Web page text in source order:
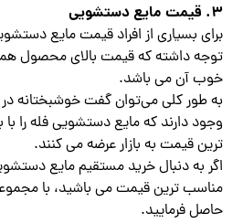
3. قیمت مایع دستشویی
برای بسیاری از افراد قیمت مایع
توجه داشته که قیمت بالای محصول
خوب آن می باشد.
به طور کلی می‌توان گفت خوشبختانه در
وجود دارند که مایع دستشویی فله را
ترین قیمت به بازار عرضه می کنند.
اگر به دنبال خرید مستقیم مایع
مناسب ترین قیمت می باشید، با
حاصل فرمایید.